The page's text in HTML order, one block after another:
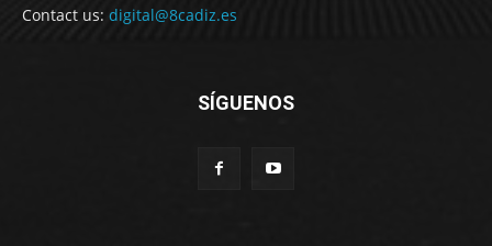
Contact us: digital@8cadiz.es
SÍGUENOS